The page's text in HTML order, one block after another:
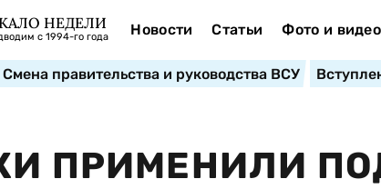
НЕДЕЛИ
с 1994-го года Новости Статьи Фото и видео
Смена правительства и руководства ВСУ
ПРИМЕНИЛИ